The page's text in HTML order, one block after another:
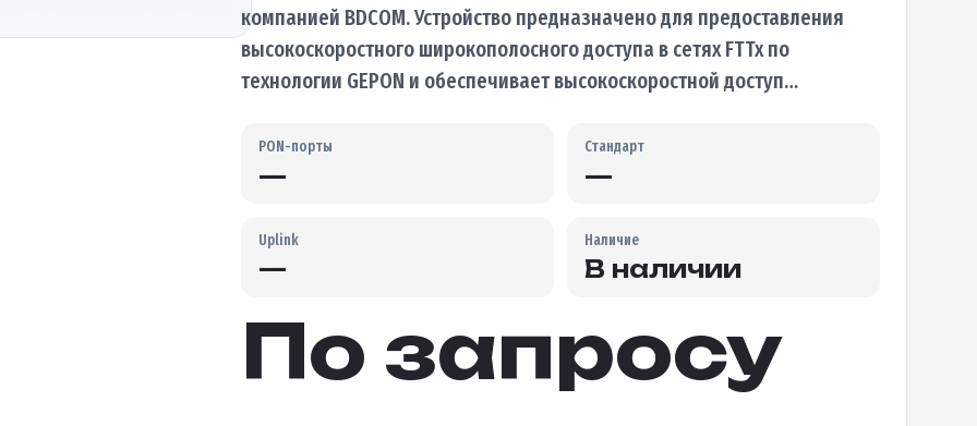
компанией BDCOM. Устройство предназначено для предоставления
высокоскоростного широкополосного доступа в сетях FTTx по
технологии GEPON и обеспечивает высокоскоростной доступ…
PON-порты
—
Стандарт
—
Uplink
—
Наличие
В наличии
По запросу